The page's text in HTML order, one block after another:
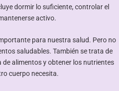
dormir lo suficiente, controlar el
activo.
para nuestra salud. Pero no
saludables. También se trata de
alimentos y obtener los nutrientes
cuerpo necesita.